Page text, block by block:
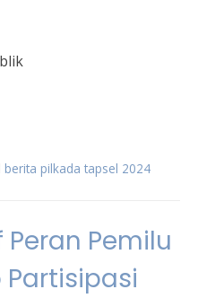
berita pilkada tapsel 2024
Pemilu